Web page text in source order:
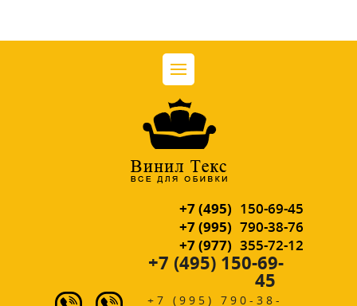
+7 (495) 150-69-45
+7 (995) 790-38-76
+7 (977) 355-72-12
+7 (495) 150-69-
45
+7 (995) 790-38-